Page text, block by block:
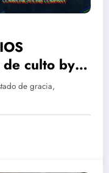
de culto by
de gracia,